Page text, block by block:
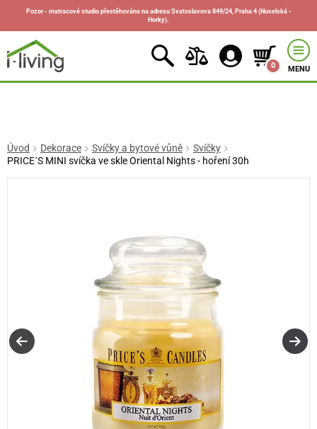
Pozor - matracové studio přestěhováno na adresu Svatoslavova 849/24, Praha 4 (Nuselská -
Horky).
0 MENU
Úvod Dekorace Svíčky a bytové vůně
Svíčky
PRICE´S MINI svíčka ve skle Oriental Nights - hoření 30h